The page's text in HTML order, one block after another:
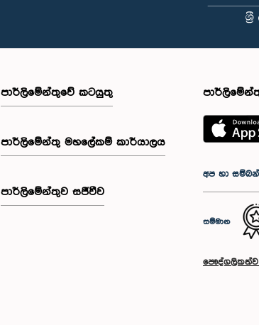
පාර්ලිමේන්තුවේ කටයුතු
පාර්ලිමේන්තු මහලේකම් කාර්යාලය
පාර්ලිමේන්තුව සජීවීව
අප හා
සම්මාන
පෞද්ගලිකත්ව